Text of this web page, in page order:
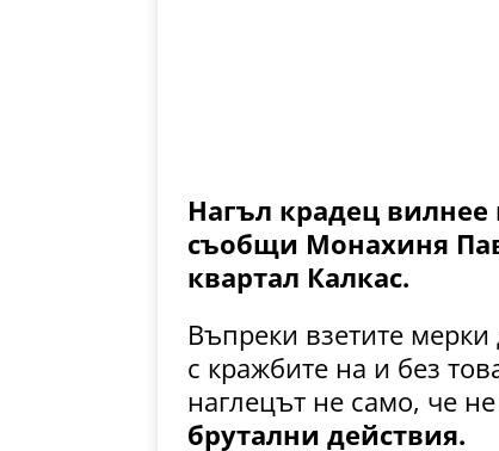
Нагъл крадец
съобщи Монахиня
квартал Калкас.
Въпреки взетите
с кражбите на и без
наглецът не само, че
брутални действия.